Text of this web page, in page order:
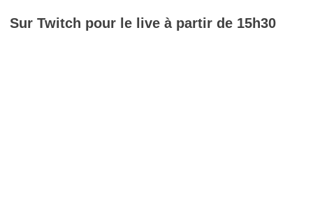
Sur Twitch pour le live à partir de 15h30